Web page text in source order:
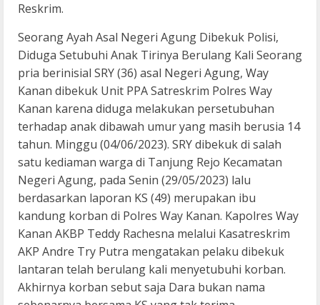
Reskrim.
Seorang Ayah Asal Negeri Agung Dibekuk Polisi,
Diduga Setubuhi Anak Tirinya Berulang Kali Seorang
pria berinisial SRY (36) asal Negeri Agung, Way
Kanan dibekuk Unit PPA Satreskrim Polres Way
Kanan karena diduga melakukan persetubuhan
terhadap anak dibawah umur yang masih berusia 14
tahun. Minggu (04/06/2023). SRY dibekuk di salah
satu kediaman warga di Tanjung Rejo Kecamatan
Negeri Agung, pada Senin (29/05/2023) lalu
berdasarkan laporan KS (49) merupakan ibu
kandung korban di Polres Way Kanan. Kapolres Way
Kanan AKBP Teddy Rachesna melalui Kasatreskrim
AKP Andre Try Putra mengatakan pelaku dibekuk
lantaran telah berulang kali menyetubuhi korban.
Akhirnya korban sebut saja Dara bukan nama